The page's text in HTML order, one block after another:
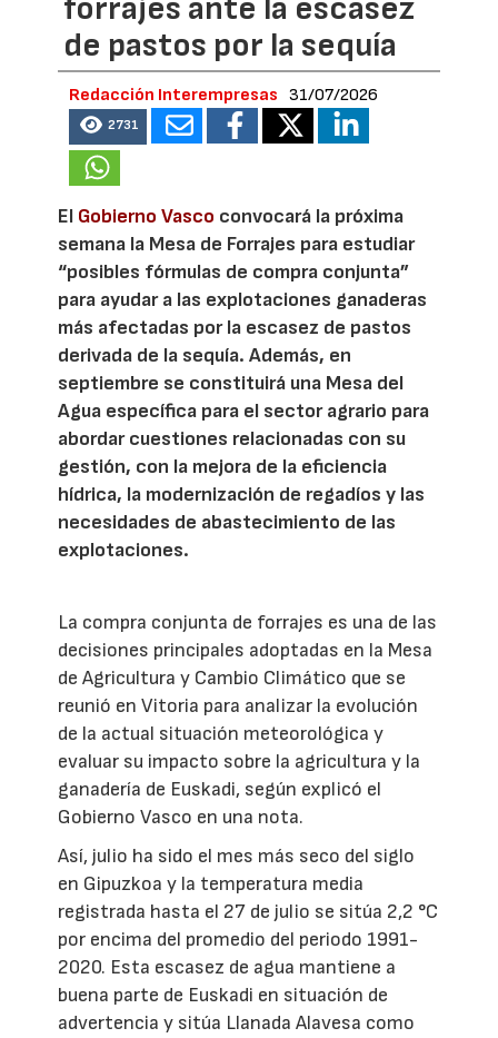
forrajes ante la escasez
de pastos por la sequía
Redacción Interempresas 31/07/2026
2731
El Gobierno Vasco convocará la próxima
semana la Mesa de Forrajes para estudiar
“posibles fórmulas de compra conjunta”
para ayudar a las explotaciones ganaderas
más afectadas por la escasez de pastos
derivada de la sequía. Además, en
septiembre se constituirá una Mesa del
Agua específica para el sector agrario para
abordar cuestiones relacionadas con su
gestión, con la mejora de la eficiencia
hídrica, la modernización de regadíos y las
necesidades de abastecimiento de las
explotaciones.
La compra conjunta de forrajes es una de las
decisiones principales adoptadas en la Mesa
de Agricultura y Cambio Climático que se
reunió en Vitoria para analizar la evolución
de la actual situación meteorológica y
evaluar su impacto sobre la agricultura y la
ganadería de Euskadi, según explicó el
Gobierno Vasco en una nota.
Así, julio ha sido el mes más seco del siglo
en Gipuzkoa y la temperatura media
registrada hasta el 27 de julio se sitúa 2,2 °C
por encima del promedio del periodo 1991-
2020. Esta escasez de agua mantiene a
buena parte de Euskadi en situación de
advertencia y sitúa Llanada Alavesa como